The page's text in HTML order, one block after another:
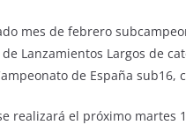
mes de febrero
Lanzamientos Largos de
de España sub16,
realizará el próximo martes